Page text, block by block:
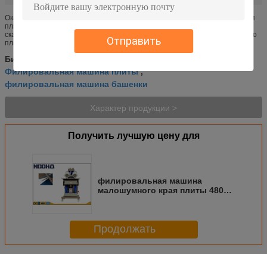
Отправить
Окаимите тип филировальную машину филировальной машины К/И края
плиты для плиты плиты 8 до 60мм машины толстой портативной
скашивая Введение Фрезерный полуавтомат ГММА-80А с 2 мотором, оно
плита процесса автома...
Бирки:
Филировальная машина плиты,
филировальная машина башенки
Характер продукции >
Получить лучшую цену для
филировальная машина
малошумного края плиты 4800В
Продолжать